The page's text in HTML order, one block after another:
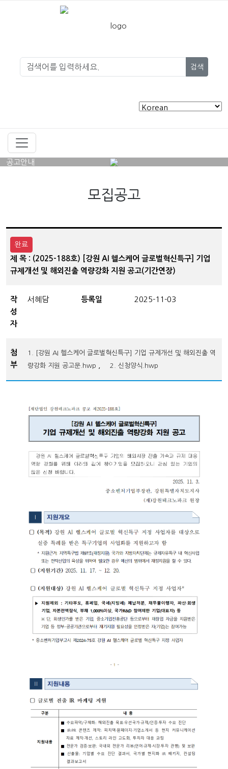
검색
공고안내
모집공고
완료
제 목 : (2025-188호) [강원 AI 헬스케어 글로벌혁신특구] 기업
규제개선 및 해외진출 역량강화 지원 공고(기간연장)
작
성
자
서혜담 등록일 2025-11-03
첨
부
1. [강원 AI 헬스케어 글로벌혁신특구] 기업 규제개선 및 해외진출 역
량강화 지원 공고문.hwp
2. 신청양식.hwp